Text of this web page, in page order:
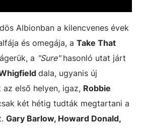
Albionban a kilencvenes évek
és omegája, a Take That
a "Sure"hasonló utat járt
dala, ugyanis új
első helyen, igaz, Robbie
két hétig tudták megtartani a
Gary Barlow, Howard Donald,